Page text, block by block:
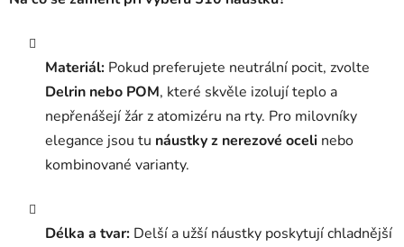
k
ý
p
i
s
u
Materiál: Pokud preferujete neutrální pocit, zvolte
Delrin nebo POM, které skvěle izolují teplo a
nepřenášejí žár z atomizéru na rty. Pro milovníky
elegance jsou tu náustky z nerezové oceli nebo
kombinované varianty.
Délka a tvar: Delší a užší náustky poskytují chladnější